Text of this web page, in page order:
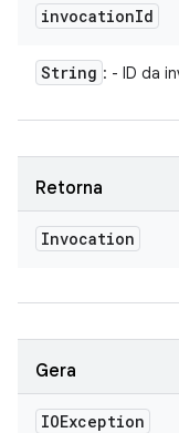
invocationId
String : - ID da
Retorna
Invocation
Gera
IOException